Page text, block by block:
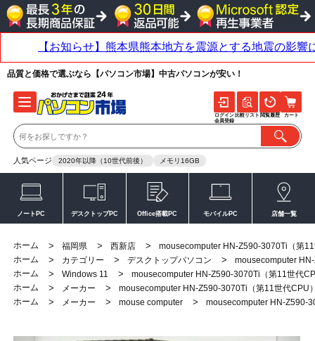
品質と価格で選ぶなら【パソコン市場】中古パソコンが安い！
人気ページ 2020年以降（10世代前後） メモリ16GB
ログイン
会員登録
比較リスト 閲覧履歴 カート
ノートPC デスクトップPC Office搭載PC モバイルPC 店舗一覧
ホーム > 福岡県 > 西新店 >
mousecomputer HN-Z590-3070Ti（第
ホーム
> カテゴリー > デスクトップパソコン >
mousecomputer
ホーム
> Windows 11 >
mousecomputer HN-Z590-3070Ti（第11世代
ホーム
> メーカー >
mousecomputer HN-Z590-3070Ti（第11世代CPU
ホーム
> メーカー > mouse computer > mousecomputer HN-Z590-